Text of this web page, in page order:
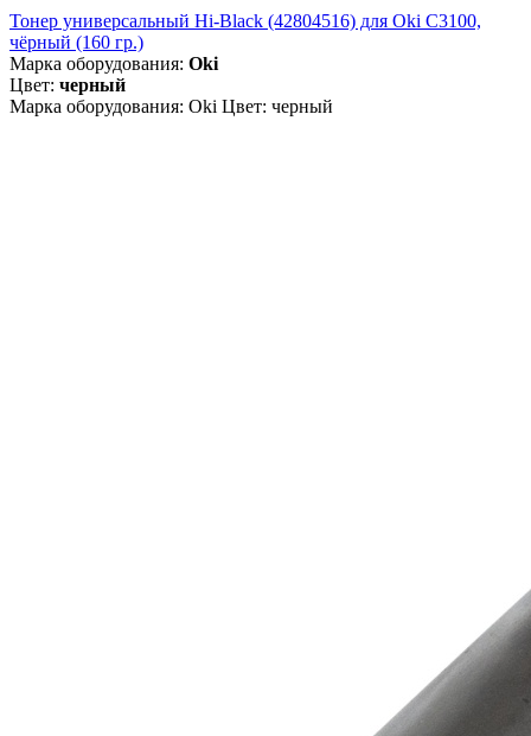
Тонер универсальный Hi-Black (42804516) для Oki С3100,
чёрный (160 гр.)
Марка оборудования: Oki
Цвет: черный
Марка оборудования: Oki Цвет: черный